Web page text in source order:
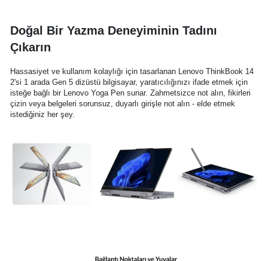
Doğal Bir Yazma Deneyiminin Tadını
Çıkarın
Hassasiyet ve kullanım kolaylığı için tasarlanan Lenovo ThinkBook 14
2'si 1 arada Gen 5 dizüstü bilgisayar, yaratıcılığınızı ifade etmek için
isteğe bağlı bir Lenovo Yoga Pen sunar. Zahmetsizce not alın, fikirleri
çizin veya belgeleri sorunsuz, duyarlı girişle not alın - elde etmek
istediğiniz her şey.